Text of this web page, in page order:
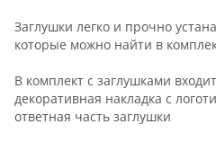
Заглушки легко и прочно
которые можно найти в
В комплект с заглушками входит
декоративная накладка с
ответная часть заглушки